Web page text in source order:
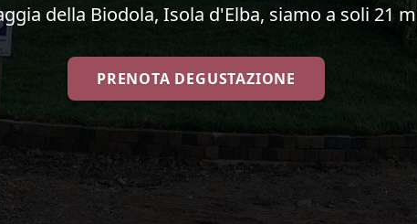
della Biodola, Isola d'Elba, siamo a soli 21
PRENOTA DEGUSTAZIONE